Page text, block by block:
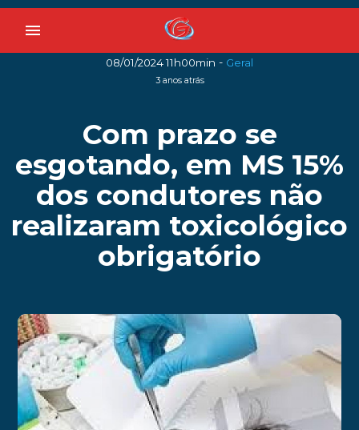
menu
08/01/2024 11h00min - Geral
3 anos atrás
Com prazo se
esgotando, em MS 15%
dos condutores não
realizaram toxicológico
obrigatório